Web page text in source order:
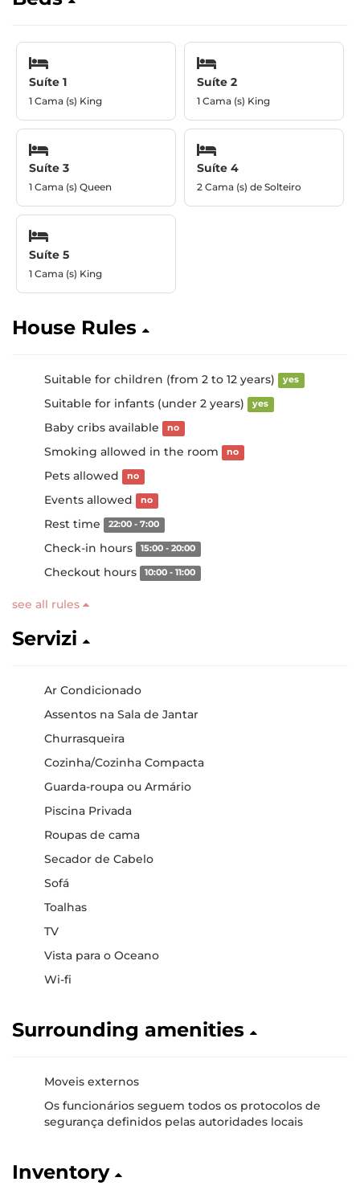
Suíte 1
1 Cama (s) King
Suíte 2
1 Cama (s) King
Suíte 3
1 Cama (s) Queen
Suíte 4
2 Cama (s) de Solteiro
Suíte 5
1 Cama (s) King
House Rules
Suitable for children (from 2 to 12 years) yes
Suitable for infants (under 2 years) yes
Baby cribs available no
Smoking allowed in the room no
Pets allowed no
Events allowed no
Rest time 22:00 - 7:00
Check-in hours 15:00 - 20:00
Checkout hours 10:00 - 11:00
see all rules
Servizi
Ar Condicionado
Assentos na Sala de Jantar
Churrasqueira
Cozinha/Cozinha Compacta
Guarda-roupa ou Armário
Piscina Privada
Roupas de cama
Secador de Cabelo
Sofá
Toalhas
TV
Vista para o Oceano
Wi-fi
Surrounding amenities
Moveis externos
Os funcionários seguem todos os protocolos de
segurança definidos pelas autoridades locais
Inventory